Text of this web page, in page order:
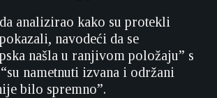
analizirao kako su protekli
navodeći da se
našla u ranjivom položaju” s
nametnuti izvana i održani
bilo spremno”.